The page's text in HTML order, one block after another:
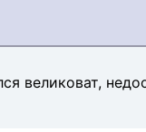
великоват,